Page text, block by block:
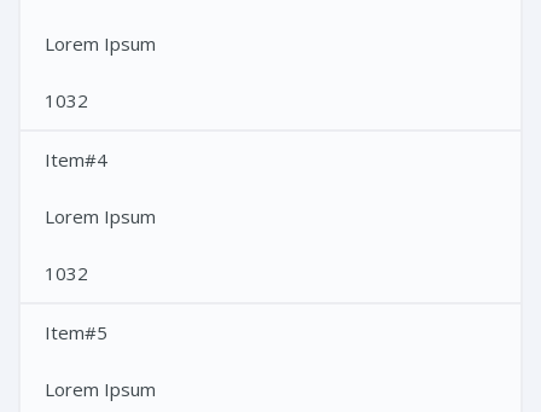
Lorem Ipsum
1032
Item#4
Lorem Ipsum
1032
Item#5
Lorem Ipsum